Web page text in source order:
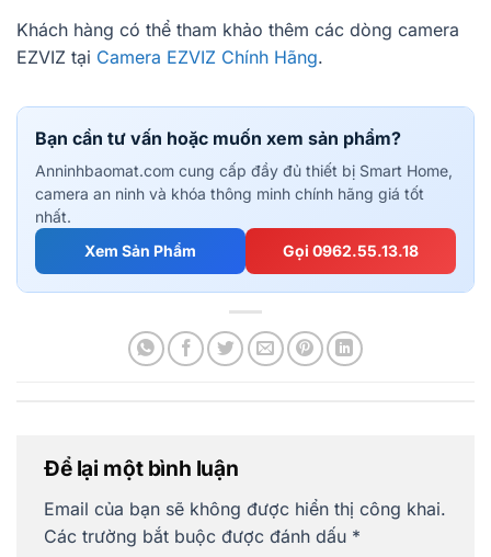
Khách hàng có thể tham khảo thêm các dòng camera
EZVIZ tại Camera EZVIZ Chính Hãng.
Bạn cần tư vấn hoặc muốn xem sản phẩm?
Anninhbaomat.com cung cấp đầy đủ thiết bị Smart Home,
camera an ninh và khóa thông minh chính hãng giá tốt
nhất.
Xem Sản Phẩm
Gọi 0962.55.13.18
Để lại một bình luận
Email của bạn sẽ không được hiển thị công khai.
Các trường bắt buộc được đánh dấu *